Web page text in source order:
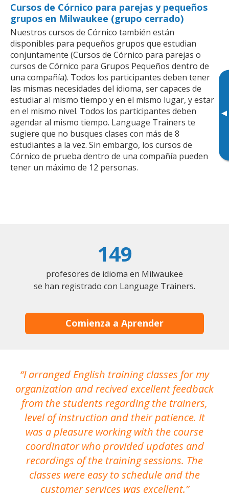
▸
Cursos de Córnico para parejas y pequeños
grupos en Milwaukee (grupo cerrado)
Nuestros cursos de Córnico también están
disponibles para pequeños grupos que estudian
conjuntamente (Cursos de Córnico para parejas o
cursos de Córnico para Grupos Pequeños dentro de
una compañía). Todos los participantes deben tener
las mismas necesidades del idioma, ser capaces de
estudiar al mismo tiempo y en el mismo lugar, y estar
en el mismo nivel. Todos los participantes deben
agendar al mismo tiempo. Language Trainers te
sugiere que no busques clases con más de 8
estudiantes a la vez. Sin embargo, los cursos de
Córnico de prueba dentro de una compañía pueden
tener un máximo de 12 personas.
149
profesores de idioma en Milwaukee
se han registrado con Language Trainers.
Comienza a Aprender
I arranged English training classes for my
organization and recived excellent feedback
from the students regarding the trainers,
level of instruction and their patience. It
was a pleasure working with the course
coordinator who provided updates and
recordings of the training sessions. The
classes were easy to schedule and the
customer services was excellent.